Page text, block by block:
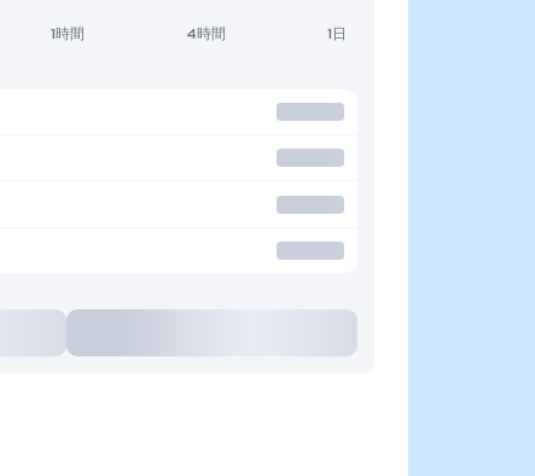
1時間 4時間 1日